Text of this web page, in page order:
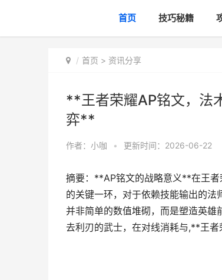
首页 技巧秘籍
首页 > 资讯分享
**王者荣耀AP铭文，法
弈**
作者： 小咖 • 更新时间：2026-06-22
摘要：**AP铭文的战略意义**在王
的关键一环，对于依赖技能输出的
并非简单的数值堆砌，而是塑造英
去利刃的武士，在对线消耗与,**王